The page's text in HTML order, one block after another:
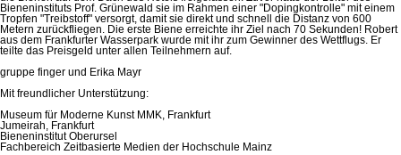
Bieneninstituts Prof. Grünewald sie im Rahmen einer "Dopingkontrolle" mit einem
Tropfen "Treibstoff" versorgt, damit sie direkt und schnell die Distanz von 600
Metern zurückfliegen. Die erste Biene erreichte ihr Ziel nach 70 Sekunden! Robert
aus dem Frankfurter Wasserpark wurde mit ihr zum Gewinner des Wettflugs. Er
teilte das Preisgeld unter allen Teilnehmern auf.
gruppe finger und Erika Mayr
Mit freundlicher Unterstützung:
Museum für Moderne Kunst MMK, Frankfurt
Jumeirah, Frankfurt
Bieneninstitut Oberursel
Fachbereich Zeitbasierte Medien der Hochschule Mainz